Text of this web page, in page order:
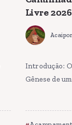
Livre 2026
Introdução:
Gênese de